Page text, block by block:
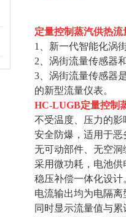
定量控制蒸汽供热流
1、新一代智能化涡
2、涡街流量传感器
3、涡街流量传感器
的新型流量仪表。
HC-LUGB定量控制
不受温度、压力的
安全防爆，适用于恶
无可动部件、无空
采用微功耗，电池
稳压补偿一体化设计
电流输出均为电隔
同时显示流量值与